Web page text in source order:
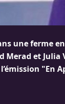
une ferme
Merad et
"En